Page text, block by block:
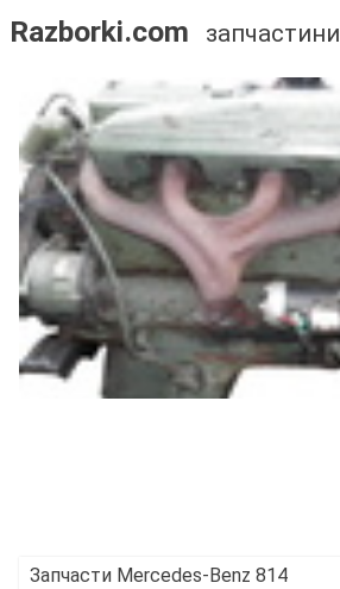
Razborki.com запчастини
Запчасти Mercedes-Benz 814